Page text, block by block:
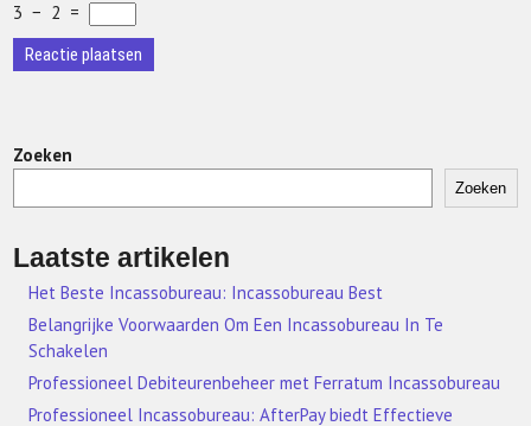
3 − 2 =
Zoeken
Zoeken
Laatste artikelen
Het Beste Incassobureau: Incassobureau Best
Belangrijke Voorwaarden Om Een Incassobureau In Te
Schakelen
Professioneel Debiteurenbeheer met Ferratum Incassobureau
Professioneel Incassobureau: AfterPay biedt Effectieve